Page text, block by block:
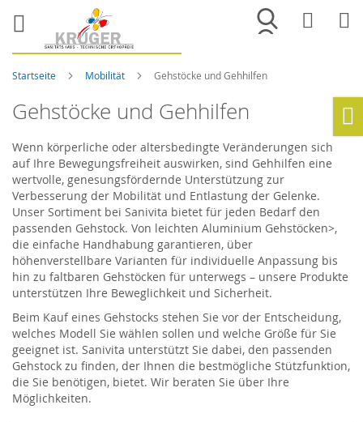
Merkliste
Startseite Mobilität Gehstöcke und Gehhilfen
Gehstöcke und Gehhilfen
Wenn körperliche oder altersbedingte Veränderungen sich
auf Ihre Bewegungsfreiheit auswirken, sind Gehhilfen eine
wertvolle, genesungsfördernde Unterstützung zur
Verbesserung der Mobilität und Entlastung der Gelenke.
Unser Sortiment bei Sanivita bietet für jeden Bedarf den
passenden Gehstock. Von leichten Aluminium Gehstöcken>,
die einfache Handhabung garantieren, über
höhenverstellbare Varianten für individuelle Anpassung bis
hin zu faltbaren Gehstöcken für unterwegs – unsere Produkte
unterstützen Ihre Beweglichkeit und Sicherheit.
Beim Kauf eines Gehstocks stehen Sie vor der Entscheidung,
welches Modell Sie wählen sollen und welche Größe für Sie
geeignet ist. Sanivita unterstützt Sie dabei, den passenden
Gehstock zu finden, der Ihnen die bestmögliche Stützfunktion,
die Sie benötigen, bietet. Wir beraten Sie über Ihre
Möglichkeiten.